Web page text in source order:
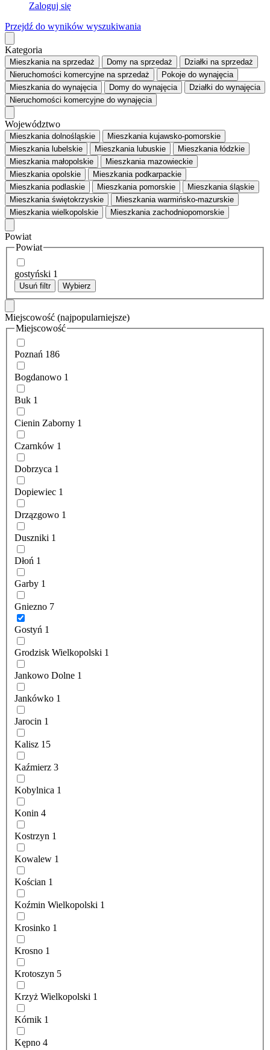
Zaloguj się
Przejdź do wyników wyszukiwania
Kategoria
Mieszkaniana sprzedaż Domy na sprzedaż Działki na sprzedaż
Nieruchomości komercyjne na sprzedaż Pokoje do wynajęcia
Mieszkaniado wynajęcia Domy do wynajęcia Działki do wynajęcia
Nieruchomości komercyjne do wynajęcia
Województwo
Mieszkania dolnośląskie
Mieszkania kujawsko-pomorskie
Mieszkania lubelskie
Mieszkania lubuskie
Mieszkania łódzkie
Mieszkania małopolskie
Mieszkania mazowieckie
Mieszkania opolskie
Mieszkania podkarpackie
Mieszkania podlaskie
Mieszkania pomorskie
Mieszkania śląskie
Mieszkania świętokrzyskie
Mieszkania warmińsko-mazurskie
Mieszkania wielkopolskie
Mieszkania zachodniopomorskie
Powiat
Powiat
gostyński 1
Usuń filtr Wybierz
Miejscowość (najpopularniejsze)
Miejscowość
Poznań 186
Bogdanowo 1
Buk 1
Cienin Zaborny 1
Czarnków 1
Dobrzyca 1
Dopiewiec 1
Drzązgowo 1
Duszniki 1
Dłoń 1
Garby 1
Gniezno 7
Gostyń 1
Grodzisk Wielkopolski 1
Jankowo Dolne 1
Jankówko 1
Jarocin 1
Kalisz 15
Kaźmierz 3
Kobylnica 1
Konin 4
Kostrzyn 1
Kowalew 1
Kościan 1
Koźmin Wielkopolski 1
Krosinko 1
Krosno 1
Krotoszyn 5
Krzyż Wielkopolski 1
Kórnik 1
Kępno 4